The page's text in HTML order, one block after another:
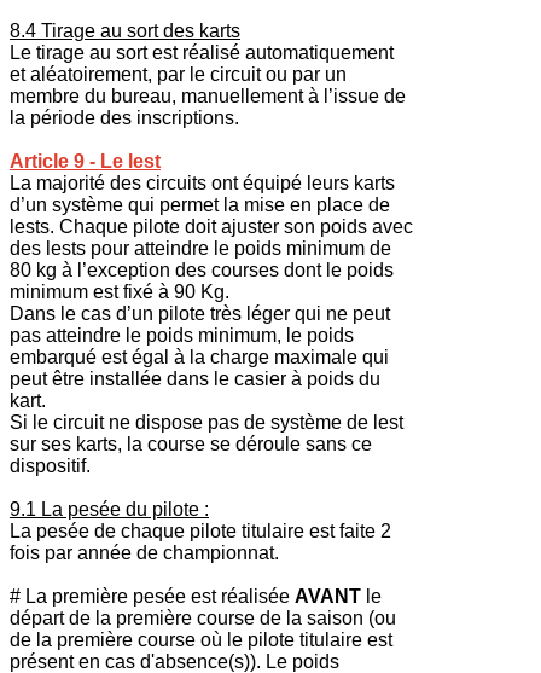
8.4 Tirage au sort des karts
Le tirage au sort est réalisé automatiquement
et aléatoirement, par le circuit ou par un
membre du bureau, manuellement à l’issue de
la période des inscriptions.
Article 9 - Le lest
La majorité des circuits ont équipé leurs karts
d’un système qui permet la mise en place de
lests. Chaque pilote doit ajuster son poids avec
des lests pour atteindre le poids minimum de
80 kg à l’exception des courses dont le poids
minimum est fixé à 90 Kg.
Dans le cas d’un pilote très léger qui ne peut
pas atteindre le poids minimum, le poids
embarqué est égal à la charge maximale qui
peut être installée dans le casier à poids du
kart.
Si le circuit ne dispose pas de système de lest
sur ses karts, la course se déroule sans ce
dispositif.
9.1 La pesée du pilote :
La pesée de chaque pilote titulaire est faite 2
fois par année de championnat.
# La première pesée est réalisée AVANT le
départ de la première course de la saison (ou
de la première course où le pilote titulaire est
présent en cas d'absence(s)). Le poids